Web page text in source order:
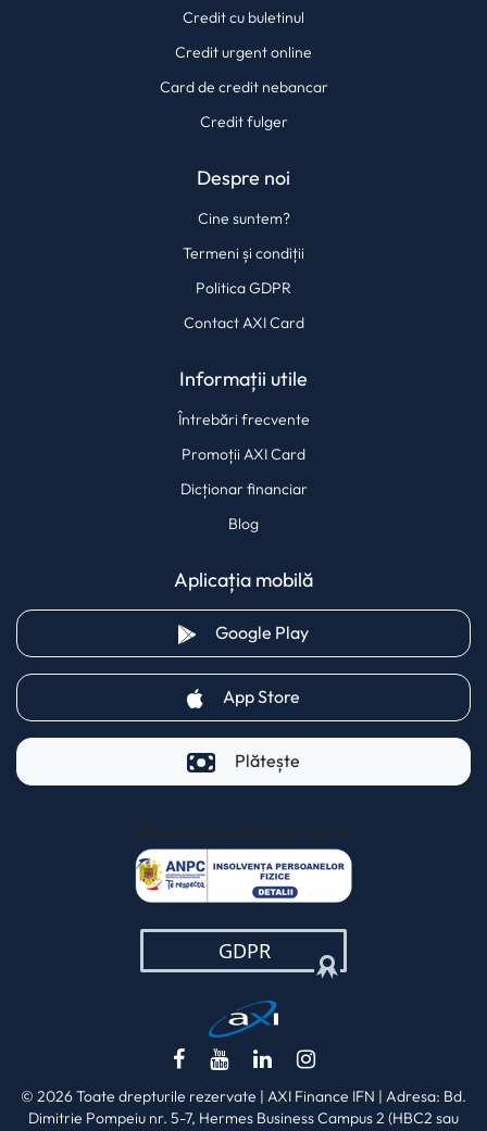
Credit cu buletinul
Credit urgent online
Card de credit nebancar
Credit fulger
Despre noi
Cine suntem?
Termeni și condiții
Politica GDPR
Contact AXI Card
Informații utile
Întrebări frecvente
Promoții AXI Card
Dicționar financiar
Blog
Aplicația mobilă
Google Play(opens in a new tab)
App Store
Plătește
Pentru clienții AXI Card
(opens in a new
(opens in a new tab)
(opens in a new tab)
(opens in a new tab)
(opens in a new
© 2026 Toate drepturile rezervate | AXI Finance IFN | Adresa: Bd.
Dimitrie Pompeiu nr. 5-7, Hermes Business Campus 2 (HBC2 sau